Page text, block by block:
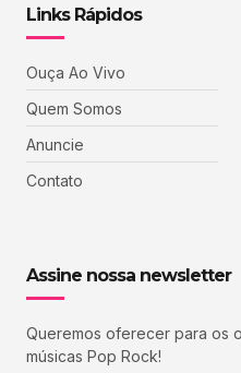
Links Rápidos
Ouça Ao Vivo
Quem Somos
Anuncie
Contato
Assine nossa newsletter
Queremos oferecer para os
músicas Pop Rock!